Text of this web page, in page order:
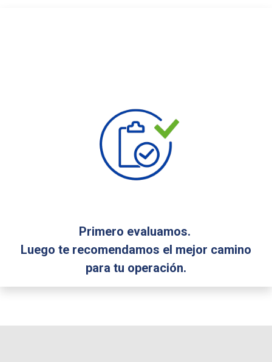
Primero evaluamos.
Luego te recomendamos el mejor camino
para tu operación.​